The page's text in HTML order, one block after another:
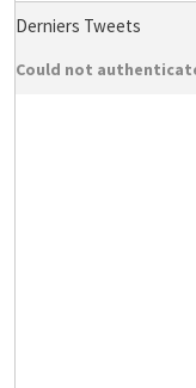
Derniers Tweets
Could not